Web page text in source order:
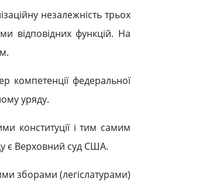
незалежність трьох
відповідних функцій. На
компетенції федеральної
уряду.
конституції і тим самим
є Верховний суд США.
зборами (легіслатурами)